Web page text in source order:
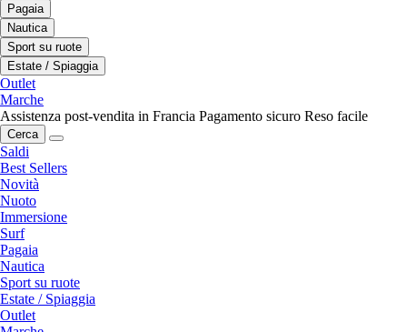
Pagaia
Nautica
Sport su ruote
Estate / Spiaggia
Outlet
Marche
Assistenza post-vendita in Francia Pagamento sicuro Reso facile
Cerca
Saldi
Best Sellers
Novità
Nuoto
Immersione
Surf
Pagaia
Nautica
Sport su ruote
Estate / Spiaggia
Outlet